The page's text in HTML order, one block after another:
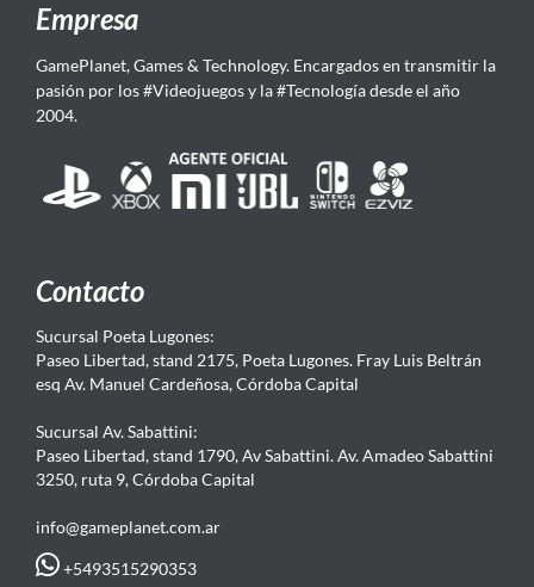
Empresa
GamePlanet, Games & Technology. Encargados en transmitir la
pasión por los #Videojuegos y la #Tecnología desde el año
2004.
Contacto
Sucursal Poeta Lugones:
Paseo Libertad, stand 2175, Poeta Lugones. Fray Luis Beltrán
esq Av. Manuel Cardeñosa, Córdoba Capital
Sucursal Av. Sabattini:
Paseo Libertad, stand 1790, Av Sabattini. Av. Amadeo Sabattini
3250, ruta 9, Córdoba Capital
info@gameplanet.com.ar
+5493515290353